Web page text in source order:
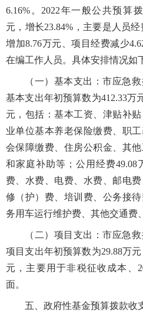
6.16%。2022年一般公共预算
元，增长23.84%，主要是人员
增加8.76万元、项目经费减少
在编工作人员。具体安排情况如
（一）基本支出：市应急
基本支出年初预算数为412.33万
元，包括：基本工资、津贴补
业单位基本养老保险缴费、职
会保障缴费、住房公积金、其
和家庭补助等；公用经费49.08
费、水费、电费、水费、邮电
修（护）费、培训费、公务接
务用车运行维护费、其他交通费
（二）项目支出：市应急
项目支出年初预算数为29.88万
元，主要用于非税征收成本、
面。
五、政府性基金预算拨款收